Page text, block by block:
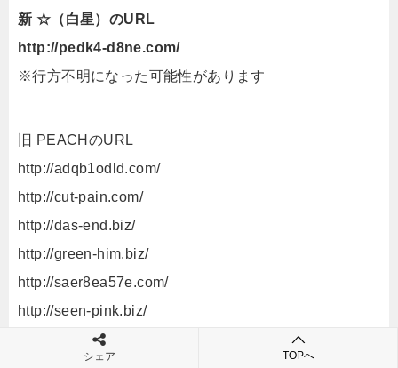
新 ☆（白星）のURL
http://pedk4-d8ne.com/
※行方不明になった可能性があります
旧 PEACHのURL
http://adqb1odld.com/
http://cut-pain.com/
http://das-end.biz/
http://green-him.biz/
http://saer8ea57e.com/
http://seen-pink.biz/
http://edxrfds4.com/
シェア TOPへ